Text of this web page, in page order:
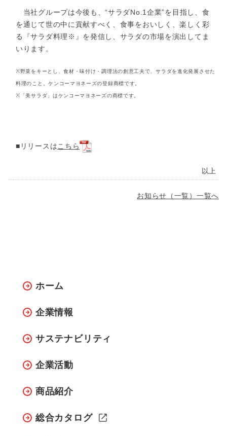
当社グループは今後も、“サラダNo.1企業”を目指し、食
を通じて世の中に貢献すべく、食事をおいしく、楽しく彩
る『サラダ料理※』を発信し、サラダの市場を演出してま
いります。
※野菜をキーとし、食材・味付け・調理法の創意工夫で、サラダを進化発展させた
料理のこと。ケンコーマヨネーズの登録商標です。
※「美サラダ」はケンコーマヨネーズの商標です。
■リリースはこちら
以上
お知らせ（一覧）一覧へ
ホーム
企業情報
サステナビリティ
企業活動
商品紹介
総合カタログ